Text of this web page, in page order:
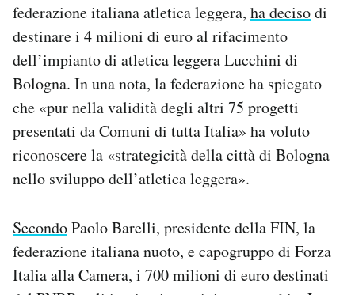
federazione italiana atletica leggera, ha decisodi
destinare i 4 milioni di euro al rifacimento
dell’impianto di atletica leggera Lucchini di
Bologna. In una nota, la federazione ha spiegato
che «pur nella validità degli altri 75 progetti
presentati da Comuni di tutta Italia» ha voluto
riconoscere la «strategicità della città di Bologna
nello sviluppo dell’atletica leggera».
SecondoPaolo Barelli, presidente della FIN, la
federazione italiana nuoto, e capogruppo di Forza
Italia alla Camera, i 700 milioni di euro destinati